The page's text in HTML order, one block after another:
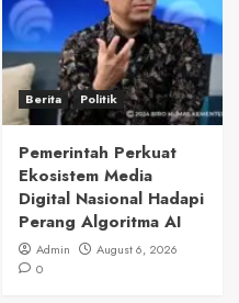
Berita Politik
Pemerintah Perkuat
Ekosistem Media
Digital Nasional Hadapi
Perang Algoritma AI
Admin
August 6, 2026
0